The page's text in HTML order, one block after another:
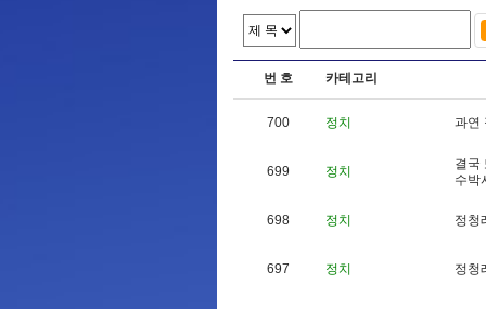
번 호 카테고리
700 정치 과연
699 정치 결 국
수박
698 정치 정청
697 정치 정청